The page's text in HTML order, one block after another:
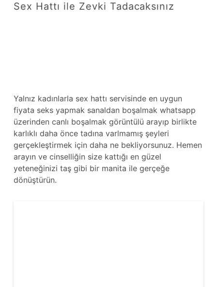
Sex Hattı ile Zevki Tadacaksınız
Yalnız kadınlarla sex hattı servisinde en uygun
fiyata seks yapmak sanaldan boşalmak whatsapp
üzerinden canlı boşalmak görüntülü arayıp birlikte
karlıklı daha önce tadına varlmamış şeyleri
gerçekleştirmek için daha ne bekliyorsunuz. Hemen
arayın ve cinselliğin size kattığı en güzel
yeteneğinizi taş gibi bir manita ile gerçeğe
dönüştürün.